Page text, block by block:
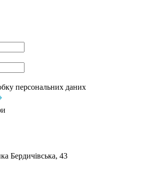
персональних даних
Бердичівська, 43